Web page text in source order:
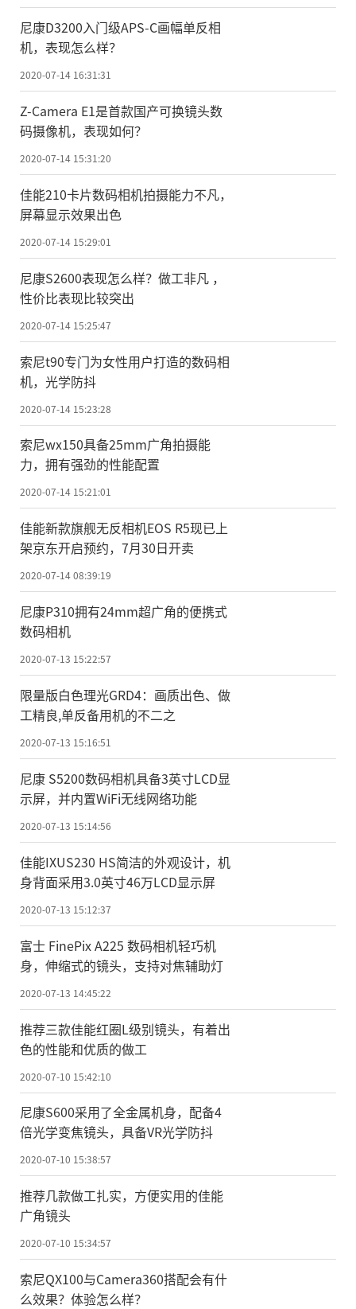
尼康D3200入门级APS-C画幅单反相
机，表现怎么样？
2020-07-14 16:31:31
Z-Camera E1是首款国产可换镜头数
码摄像机，表现如何？
2020-07-14 15:31:20
佳能210卡片数码相机拍摄能力不凡，
屏幕显示效果出色
2020-07-14 15:29:01
尼康S2600表现怎么样？做工非凡 ，
性价比表现比较突出
2020-07-14 15:25:47
索尼t90专门为女性用户打造的数码相
机，光学防抖
2020-07-14 15:23:28
索尼wx150具备25mm广角拍摄能
力，拥有强劲的性能配置
2020-07-14 15:21:01
佳能新款旗舰无反相机EOS R5现已上
架京东开启预约，7月30日开卖
2020-07-14 08:39:19
尼康P310拥有24mm超广角的便携式
数码相机
2020-07-13 15:22:57
限量版白色理光GRD4：画质出色、做
工精良,单反备用机的不二之
2020-07-13 15:16:51
尼康 S5200数码相机具备3英寸LCD显
示屏，并内置WiFi无线网络功能
2020-07-13 15:14:56
佳能IXUS230 HS简洁的外观设计，机
身背面采用3.0英寸46万LCD显示屏
2020-07-13 15:12:37
富士 FinePix A225 数码相机轻巧机
身，伸缩式的镜头，支持对焦辅助灯
2020-07-13 14:45:22
推荐三款佳能红圈L级别镜头，有着出
色的性能和优质的做工
2020-07-10 15:42:10
尼康S600采用了全金属机身，配备4
倍光学变焦镜头，具备VR光学防抖
2020-07-10 15:38:57
推荐几款做工扎实，方便实用的佳能
广角镜头
2020-07-10 15:34:57
索尼QX100与Camera360搭配会有什
么效果？体验怎么样？